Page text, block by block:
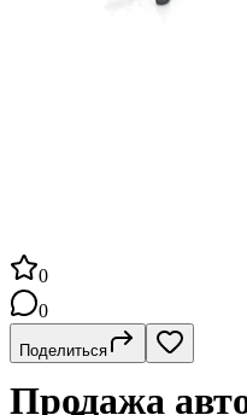
0
0
Поделиться
Продажа